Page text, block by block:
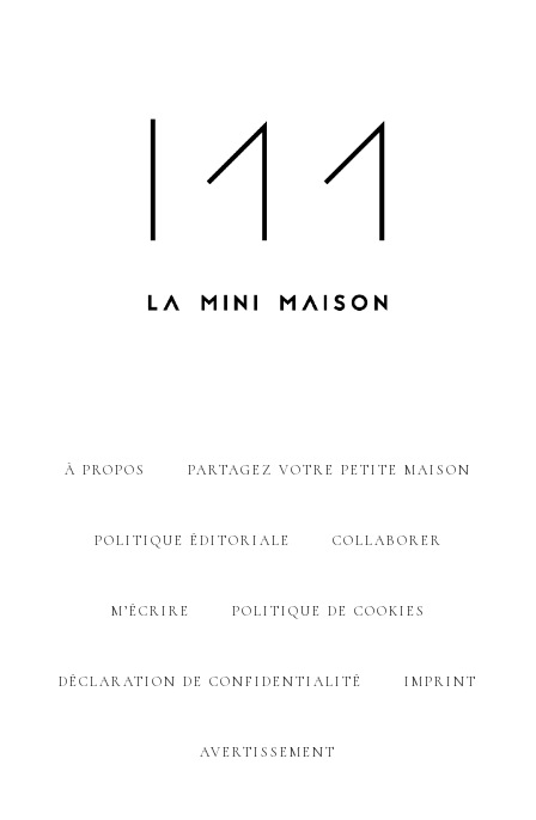
À PROPOS PARTAGEZ VOTRE PETITE MAISON
POLITIQUE ÉDITORIALE COLLABORER
M’ÉCRIRE POLITIQUE DE COOKIES
DÉCLARATION DE CONFIDENTIALITÉ IMPRINT
AVERTISSEMENT